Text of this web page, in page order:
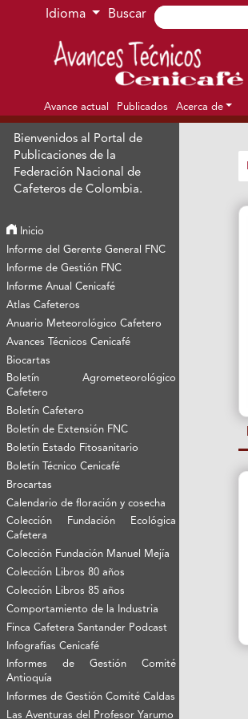
Ir al menú de navegación principal
Ir al contenido principal
Ir al pie de página del sitio
Idioma Buscar
Avance actual Publicados Acerca de
Bienvenidos al Portal de
Publicaciones de la
Federación Nacional de
Cafeteros de Colombia.
Inicio
Informe del Gerente General FNC
Informe de Gestión FNC
Informe Anual Cenicafé
Atlas Cafeteros
Anuario Meteorológico Cafetero
Avances Técnicos Cenicafé
Biocartas
Boletín Agrometeorológico
Cafetero
Boletín Cafetero
Boletín de Extensión FNC
Boletín Estado Fitosanitario
Boletín Técnico Cenicafé
Brocartas
Calendario de floración y cosecha
Colección Fundación Ecológica
Cafetera
Colección Fundación Manuel Mejía
Colección Libros 80 años
Colección Libros 85 años
Comportamiento de la Industria
Finca Cafetera Santander Podcast
Infografías Cenicafé
Informes de Gestión Comité
Antioquía
Informes de Gestión Comité Caldas
Las Aventuras del Profesor Yarumo